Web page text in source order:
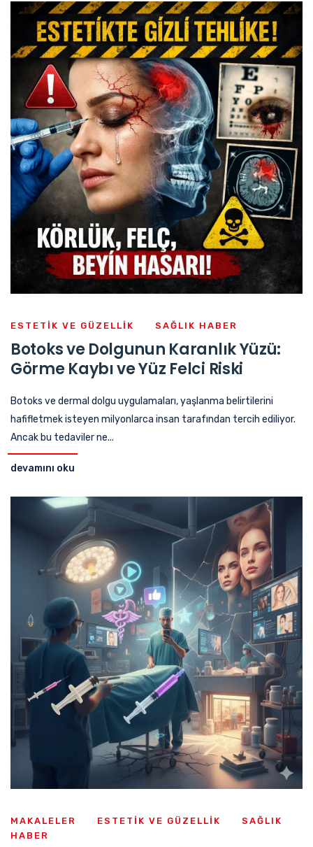
ESTETIK VE GÜZELLIK SAĞLIK HABER
Botoks ve Dolgunun Karanlık Yüzü:
Görme Kaybı ve Yüz Felci Riski
Botoks ve dermal dolgu uygulamaları, yaşlanma belirtilerini
hafifletmek isteyen milyonlarca insan tarafından tercih ediliyor.
Ancak bu tedaviler ne...
devamını oku
MAKALELER ESTETIK VE GÜZELLIK
SAĞLIK
HABER